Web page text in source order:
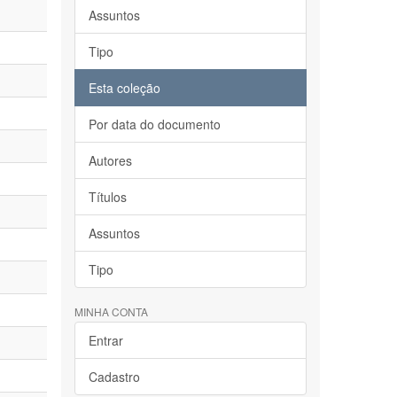
Assuntos
Tipo
Esta coleção
Por data do documento
Autores
Títulos
Assuntos
Tipo
MINHA CONTA
Entrar
Cadastro